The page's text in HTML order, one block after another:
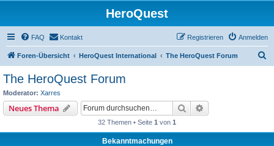
HeroQuest
FAQ Kontakt Anmelden
Registrieren
Foren-Übersicht HeroQuest International The HeroQuest Forum
The HeroQuest Forum
Moderator: Xarres
Neues Thema Suche
32 Themen • Seite 1 von 1
Bekanntmachungen